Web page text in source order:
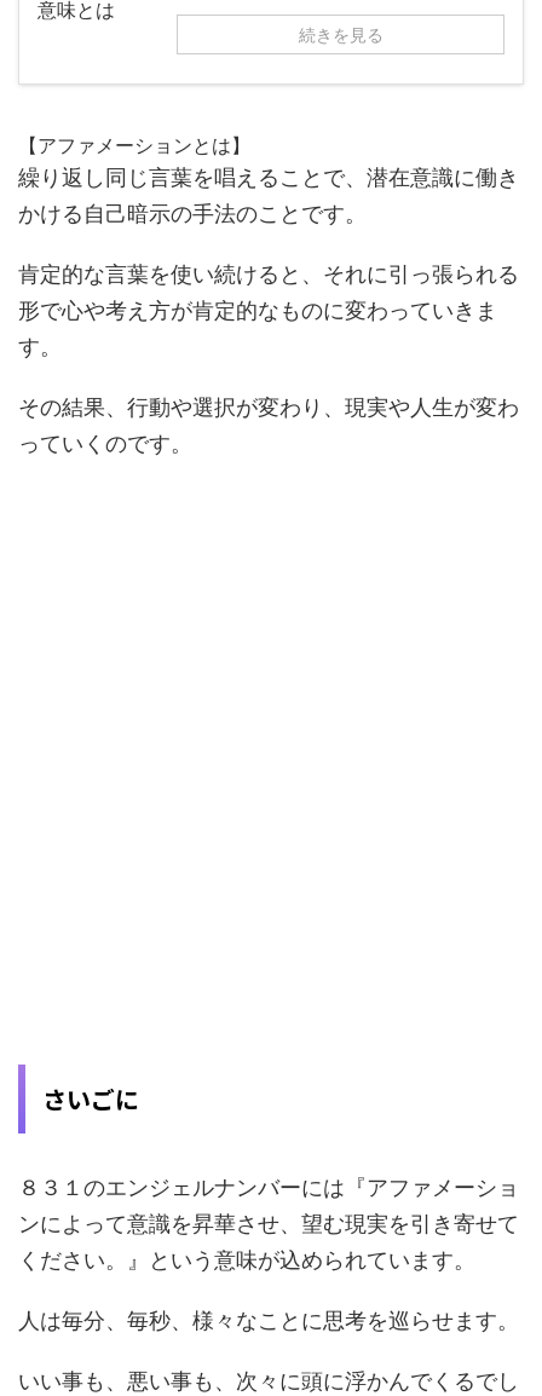
続きを見る
【アファメーションとは】
繰り返し同じ言葉を唱えることで、潜在意識に働き
かける自己暗示の手法のことです。
肯定的な言葉を使い続けると、それに引っ張られる
形で心や考え方が肯定的なものに変わっていきま
す。
その結果、行動や選択が変わり、現実や人生が変わ
っていくのです。
さいごに
８３１のエンジェルナンバーには『アファメーショ
ンによって意識を昇華させ、望む現実を引き寄せて
ください。』という意味が込められています。
人は毎分、毎秒、様々なことに思考を巡らせます。
いい事も、悪い事も、次々に頭に浮かんでくるでし